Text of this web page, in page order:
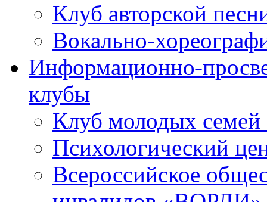
Клуб авторской
Вокально-
Информационно-
клубы
Клуб молодых
Психологический
Всероссийское